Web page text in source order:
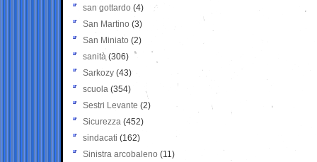
san gottardo (4)
San Martino (3)
San Miniato (2)
sanità (306)
Sarkozy (43)
scuola (354)
Sestri Levante (2)
Sicurezza (452)
sindacati (162)
Sinistra arcobaleno (11)